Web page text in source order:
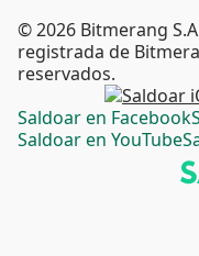
Saldoar en Facebook
Saldoar en YouTube
© 2026 Bitmerang
registrada de
reservados.